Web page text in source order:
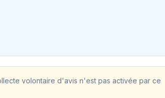
volontaire d'avis n'est pas activée par ce